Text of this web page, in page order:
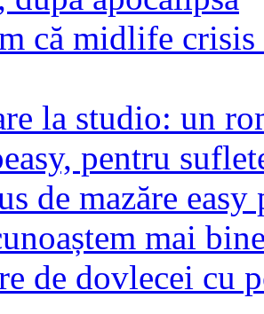
că midlife crisis
la studio: un
pentru
de mazăre easy
mai
de dovlecei cu